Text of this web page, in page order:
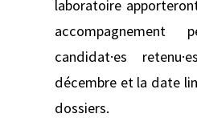
laboratoire
accompagnement
candidat·es
décembre et la date
dossiers.